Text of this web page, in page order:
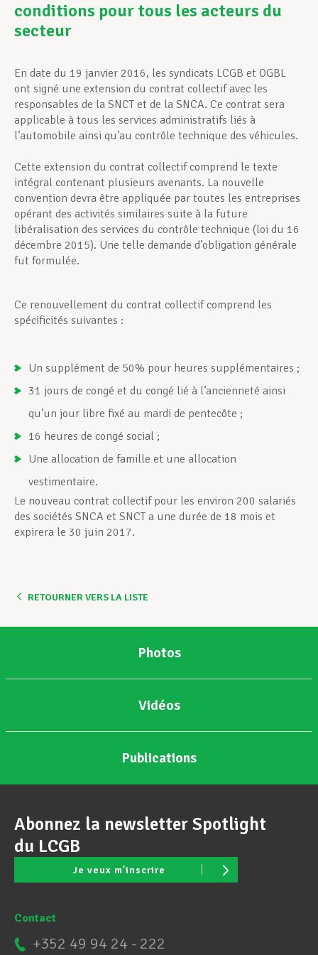
Assistance en vie privée
Développement professionnel
Actualités
conditions pour tous les acteurs du
secteur
En date du 19 janvier 2016, les syndicats LCGB et OGBL
ont signé une extension du contrat collectif avec les
responsables de la SNCT et de la SNCA. Ce contrat sera
applicable à tous les services administratifs liés à
l’automobile ainsi qu’au contrôle technique des véhicules.
Cette extension du contrat collectif comprend le texte
intégral contenant plusieurs avenants. La nouvelle
convention devra être appliquée par toutes les entreprises
opérant des activités similaires suite à la future
libéralisation des services du contrôle technique (loi du 16
décembre 2015). Une telle demande d’obligation générale
fut formulée.
Ce renouvellement du contrat collectif comprend les
spécificités suivantes :
Un supplément de 50% pour heures supplémentaires ;
31 jours de congé et du congé lié à l’ancienneté ainsi
qu’un jour libre fixé au mardi de pentecôte ;
16 heures de congé social ;
Une allocation de famille et une allocation
vestimentaire.
Le nouveau contrat collectif pour les environ 200 salariés
des sociétés SNCA et SNCT a une durée de 18 mois et
expirera le 30 juin 2017.
RETOURNER VERS LA LISTE
Photos
Vidéos
Publications
Abonnez la newsletter Spotlight
du LCGB
Je veux m'inscrire
Contact
+352 49 94 24 - 222